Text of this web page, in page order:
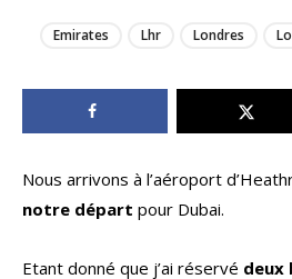
Emirates Lhr Londres
Nous arrivons à l’aéroport
notre départ pour Dubai.
Etant donné que j’ai réservé deux